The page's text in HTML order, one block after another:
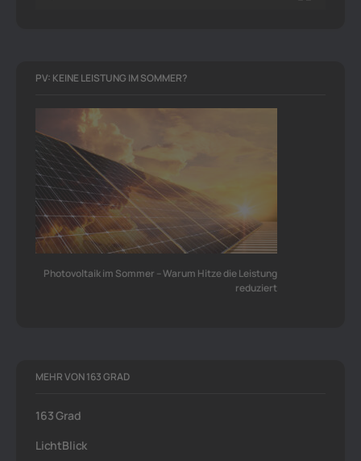
PV: KEINE LEISTUNG IM SOMMER?
Photovoltaik im Sommer – Warum Hitze die Leistung
reduziert
MEHR VON 163 GRAD
163 Grad
LichtBlick